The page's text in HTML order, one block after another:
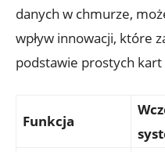
danych w chmurze,
wpływ ⁤innowacji,⁤ które⁤
podstawie prostych
Funkcja